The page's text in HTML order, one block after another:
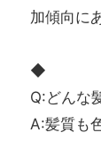
加傾向に
◆
Q:どんな
A:髪質も